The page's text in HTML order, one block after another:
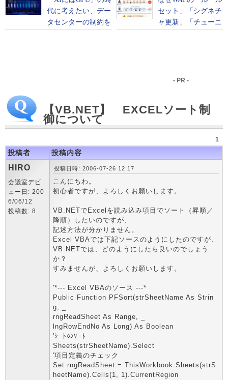
- PR -
【VB.NET】 EXCELソート制
御について
1
投稿者 投稿内容
HIRO
会議室デビ
ュー日: 200
6/06/12
投稿数: 8
投稿日時: 2006-07-26 12:17
こんにちわ。
初心者ですが、よろしくお願いします。
VB.NETでExcelを読み込み項目でソート（昇順／
降順）したいのですが、
記述方法が分かりません。
Excel VBAでは下記ソースのようにしたのですが、
VB.NETでは、どのようにしたら良いのでしょう
か？
すみませんが、よろしくお願いします。
'*--- Excel VBAのソース ---*
Public Function PFSort(strSheetName As Strin
g, _
rngReadSheet As Range, _
lngRowEndNo As Long) As Boolean
'ｼｰﾄのｿｰﾄ
Sheets(strSheetName).Select
'項目定義のチェック
Set rngReadSheet = ThisWorkbook.Sheets(strS
heetName).Cells(1, 1).CurrentRegion